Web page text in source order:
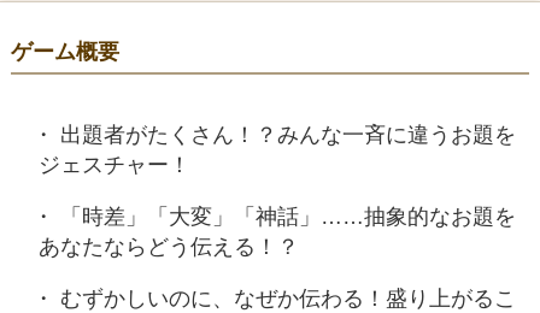
ゲーム概要
出題者がたくさん！？みんな一斉に違うお題を
ジェスチャー！
「時差」「大変」「神話」……抽象的なお題を
あなたならどう伝える！？
むずかしいのに、なぜか伝わる！盛り上がるこ